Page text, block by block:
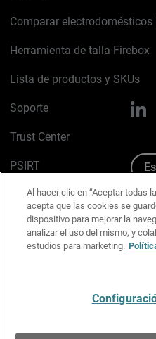
Comparar electrodomésticos
Herramienta de talla Firebox
Lista de productos y SKUs
Soporte
Trust Center
PSIRT
Política de cookies
Política de privacidad
Kit de medios y marca
Al hacer clic en “Aceptar todas
acepta que las cookies se
dispositivo para mejorar la
analizar el uso del mismo, y
estudios para marketing.